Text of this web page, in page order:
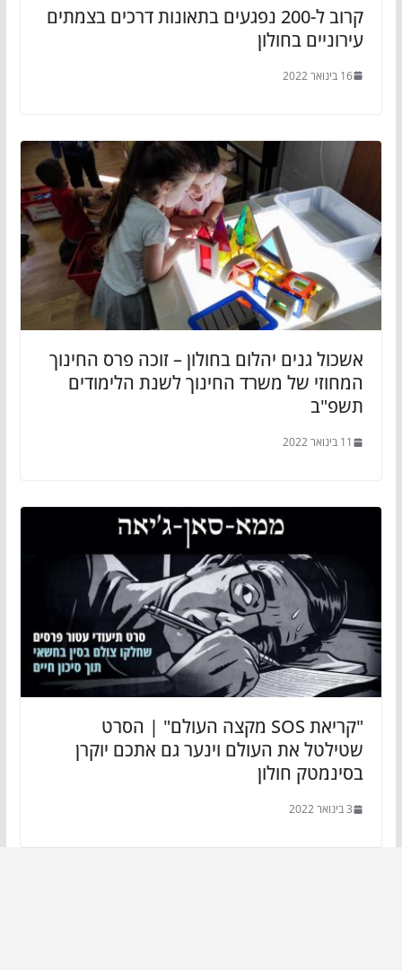
קרוב ל-200 נפגעים בתאונות דרכים בצמתים
עירוניים בחולון
16 בינואר 2022
אשכול גנים יהלום בחולון – זוכה פרס החינוך
המחוזי של משרד החינוך לשנת הלימודים
תשפ"ב
11 בינואר 2022
"קריאת SOS מקצה העולם" | הסרט
שטילטל את העולם וינער גם אתכם יוקרן
בסינמטק חולון
3 בינואר 2022